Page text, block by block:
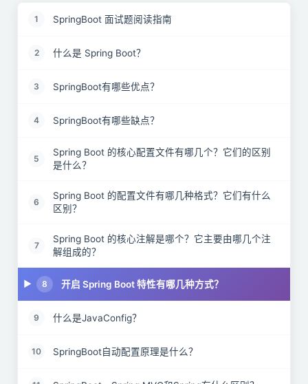
1 SpringBoot 面试题阅读指南
2 什么是 Spring Boot？
3 SpringBoot有哪些优点？
4 SpringBoot有哪些缺点？
5
Spring Boot 的核心配置文件有哪几个？它们的区别
是什么？
6
Spring Boot 的配置文件有哪几种格式？它们有什么
区别？
7
Spring Boot 的核心注解是哪个？它主要由哪几个注
解组成的？
8 开启 Spring Boot 特性有哪几种方式？
9 什么是JavaConfig？
10 SpringBoot自动配置原理是什么？